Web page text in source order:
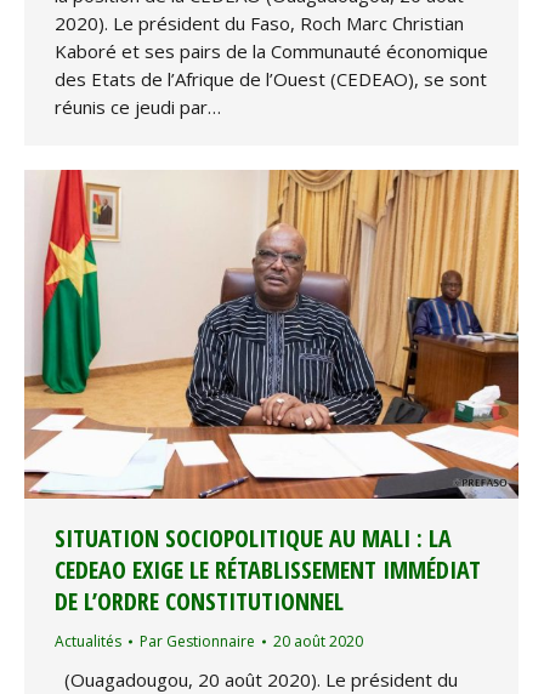
2020). Le président du Faso, Roch Marc Christian
Kaboré et ses pairs de la Communauté économique
des Etats de l’Afrique de l’Ouest (CEDEAO), se sont
réunis ce jeudi par…
SITUATION SOCIOPOLITIQUE AU MALI : LA
CEDEAO EXIGE LE RÉTABLISSEMENT IMMÉDIAT
DE L’ORDRE CONSTITUTIONNEL
Actualités Par Gestionnaire 20 août 2020
(Ouagadougou, 20 août 2020). Le président du